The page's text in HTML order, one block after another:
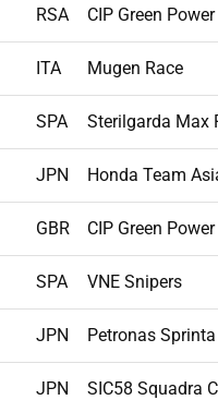
RSA CIP Green Power
ITA Mugen Race
SPA Sterilgarda Max
JPN Honda Team
GBR CIP Green Power
SPA VNE Snipers
JPN Petronas
JPN SIC58 Squadra